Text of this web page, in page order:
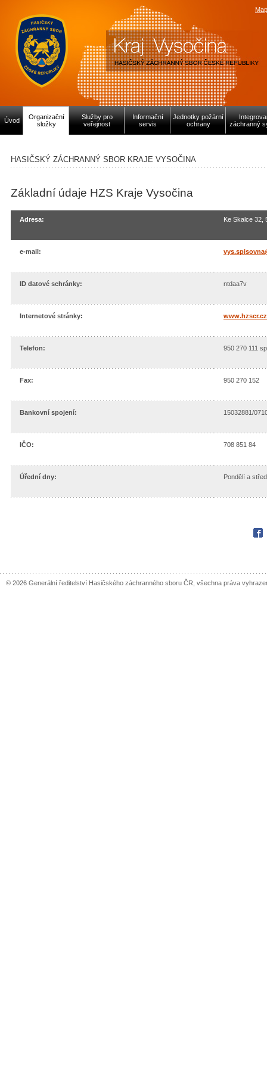
Úvod
Organizační
složky
Služby pro
veřejnost
Informační
servis
Jednotky požární
ochrany
záchranný
HASIČSKÝ ZÁCHRANNÝ SBOR KRAJE VYSOČINA
Základní údaje HZS Kraje Vysočina
Adresa: Ke Skalce 32,
e-mail:
ID datové schránky: ntdaa7v
Internetové stránky:
Telefon: 950 270 111
Fax: 950 270 152
Bankovní spojení: 15032881/
IČO: 708 851 84
Úřední dny: Pondělí a
© 2026 Generální ředitelství Hasičského záchranného sboru ČR, všechna práva